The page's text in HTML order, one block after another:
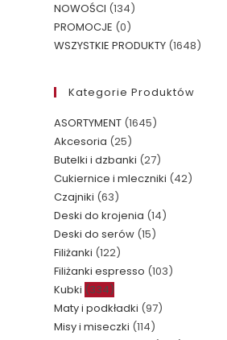
NOWOŚCI (134)
PROMOCJE (0)
WSZYSTKIE PRODUKTY (1648)
Kategorie Produktów
ASORTYMENT (1645)
Akcesoria (25)
Butelki i dzbanki (27)
Cukiernice i mleczniki (42)
Czajniki (63)
Deski do krojenia (14)
Deski do serów (15)
Filiżanki (122)
Filiżanki espresso (103)
Kubki (334)
Maty i podkładki (97)
Misy i miseczki (114)